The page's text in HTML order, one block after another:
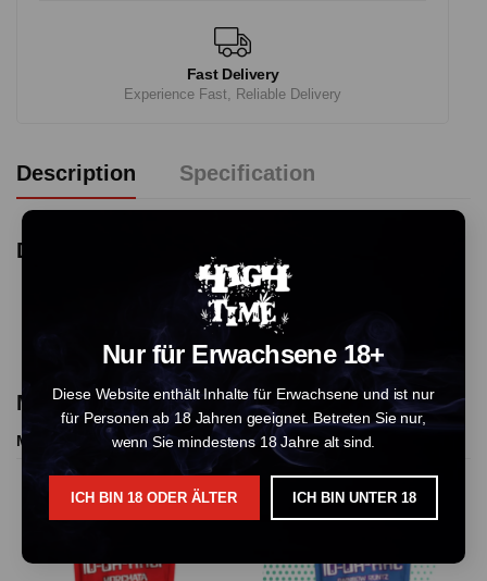
Nur für Erwachsene 18+
Diese Website enthält Inhalte für Erwachsene und ist nur
für Personen ab 18 Jahren geeignet. Betreten Sie nur,
wenn Sie mindestens 18 Jahre alt sind.
ICH BIN 18 ODER ÄLTER ICH BIN UNTER 18
Fast Delivery
Experience Fast, Reliable Delivery
Description Specification
Detail
More Products From This Vendor
More Products
AUSVERKAUFT AUSVERKAUFT